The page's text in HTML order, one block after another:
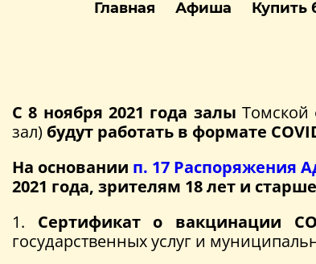
Главная Афиша Купить
С 8 ноября 2021 года залы
зал) будут работать в формате
На основании п. 17 Распоряжения
2021 года, зрителям 18 лет и
1. Сертификат о вакцинации
государственных услуг и